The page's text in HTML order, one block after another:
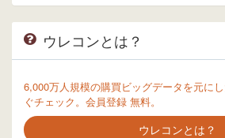
ウレコンとは？
6,000万人規模の購買ビッグデータを元に
ぐチェック。会員登録 無料。
ウレコンとは？